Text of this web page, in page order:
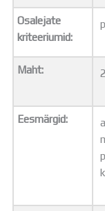
Uudised
Osalejate
kriteeriumid:
Maht:
Eesmärgid: